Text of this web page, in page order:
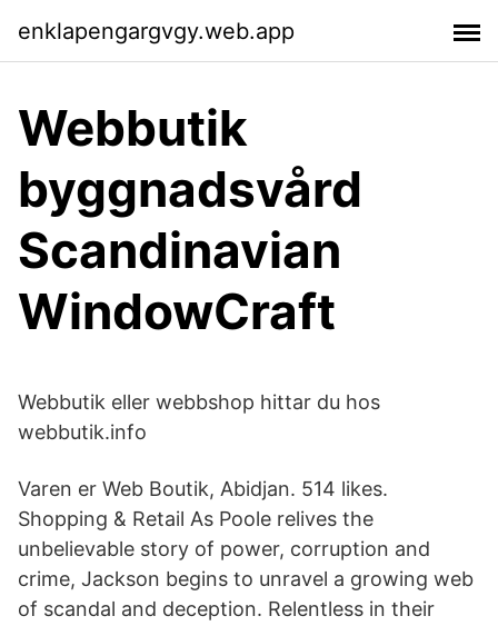
enklapengargvgy.web.app
Webbutik
byggnadsvård
Scandinavian
WindowCraft
Webbutik eller webbshop hittar du hos
webbutik.info
Varen er Web Boutik, Abidjan. 514 likes.
Shopping & Retail As Poole relives the
unbelievable story of power, corruption and
crime, Jackson begins to unravel a growing web
of scandal and deception. Relentless in their